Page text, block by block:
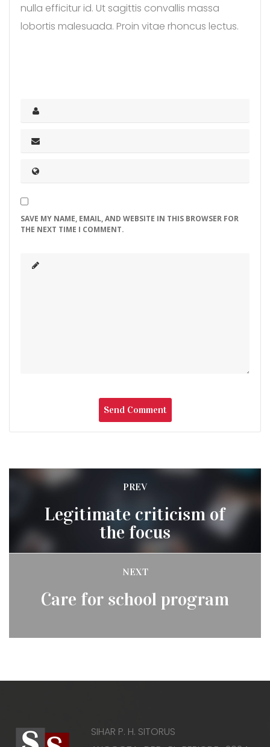
nulla efficitur id. Ut sagittis convallis massa
lobortis malesuada. Proin vitae rhoncus lectus.
SAVE MY NAME, EMAIL, AND WEBSITE IN THIS BROWSER FOR
THE NEXT TIME I COMMENT.
Post
navigation
PREV
post:
Legitimate criticism of
the focus
NEXT
post:
Care for school program
SIHAR P. H. SITORUS